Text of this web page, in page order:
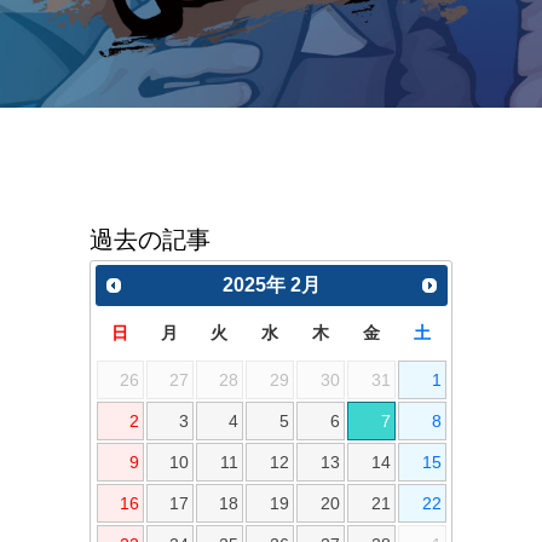
過去の記事
2025年 2月
日 月 火 水 木 金 土
26 27 28 29 30 31 1
2 3 4 5 6 7 8
9 10 11 12 13 14 15
16 17 18 19 20 21 22